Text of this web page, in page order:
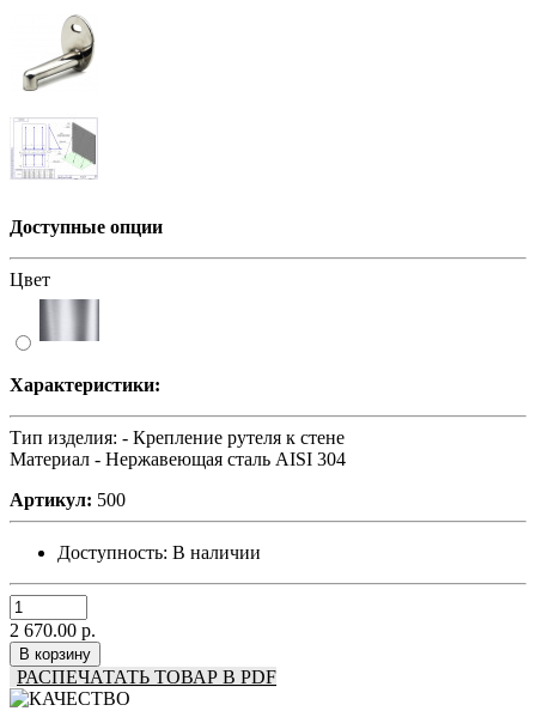
Доступные опции
Цвет
Характеристики:
Тип изделия: - Крепление рутеля к стене
Материал - Нержавеющая сталь AISI 304
Артикул: 500
Доступность: В наличии
2 670.00 р.
В корзину
РАСПЕЧАТАТЬ ТОВАР В PDF